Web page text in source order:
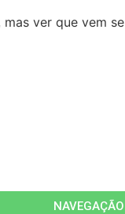
ver que vem
NAVEGAÇÃO